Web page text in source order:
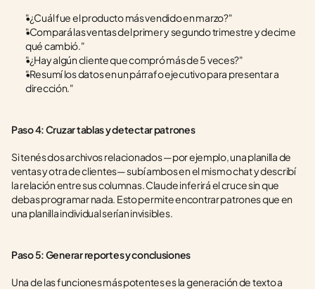
"¿Cuál fue el producto más vendido en marzo?"
"Compará las ventas del primer y segundo trimestre y decime
qué cambió."
"¿Hay algún cliente que compró más de 5 veces?"
"Resumí los datos en un párrafo ejecutivo para presentar a
dirección."
Paso 4: Cruzar tablas y detectar patrones
Si tenés dos archivos relacionados —por ejemplo, una planilla de
ventas y otra de clientes— subí ambos en el mismo chat y describí
la relación entre sus columnas. Claude inferirá el cruce sin que
debas programar nada. Esto permite encontrar patrones que en
una planilla individual serían invisibles.
Paso 5: Generar reportes y conclusiones
Una de las funciones más potentes es la generación de texto a